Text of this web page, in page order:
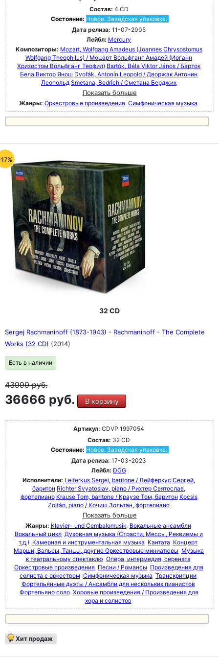
Состав: 4 CD
Состояние: Новое. Заводская упаковка.
Дата релиза: 11-07-2005
Лейбл: Mercury
Композиторы: Mozart, Wolfgang Amadeus (Joannes Chrysostomus
Wolfgang Theophilus) / Моцарт Вольфганг Амадей (Иоганн
Хризостом Вольфганг Теофил) Bartók, Béla Viktor János / Барток
Бела Виктор Янош Dvořák, Antonín Leopold / Дворжак Антонин
Леопольд Smetana, Bedrich / Сметана Берджих
Показать больше
Жанры: Оркестровые произведения Симфоническая музыка
32 CD
Sergej Rachmaninoff (1873-1943) - Rachmaninoff - The Complete
Works (32 CD) (2014)
Есть в наличии
43999руб.
36666 руб. В корзину
Артикул: CDVP 1997054
Состав: 32 CD
Состояние: Новое. Заводская упаковка.
Дата релиза: 17-03-2023
Лейбл: DGG
Исполнители: Leiferkus Sergei, baritone / Лейферкус Сергей,
баритон Richter Svyatoslav, piano / Рихтер Святослав,
фортепиано Krause Tom, baritone / Краузе Том, баритон Kocsis
Zoltán, piano / Кочиш Зольтан, фортепиано
Показать больше
Жанры: Klavier- und Cembalomusik Вокальные ансамбли
Вокальный цикл Духовная музыка (Страсти, Мессы, Реквиемы и
т.д.) Камерная и инструментальная музыка Кантата Концерт
Марши, Вальсы, Танцы, другие Оркестровые миниатюры Музыка
к театральному спектаклю Опера, интермедия, серената
Оркестровые произведения Песни / Романсы Произведения для
солиста с оркестром Симфоническая музыка Транскрипции
Фортепьянные дуэты / Ансамбли для нескольких пианистов
Фортепьяно соло Хоровые произведения / Произведения для
хора и солистов
Хит продаж